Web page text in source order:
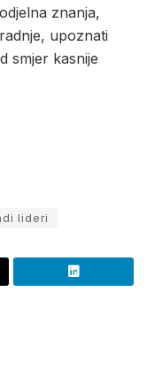
znanja,
upoznati
smjer kasnije
lideri